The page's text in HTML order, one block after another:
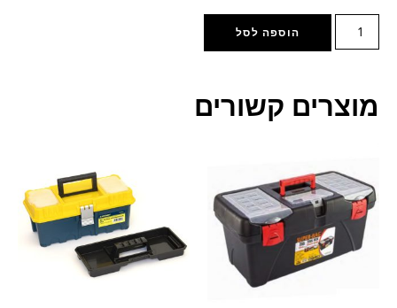
הוספה לסל
מוצרים קשורים